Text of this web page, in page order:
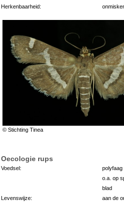
Herkenbaarheid:
© Stichting Tinea
Oecologie rups
Voedsel:
polyfaag
o.a. op
blad
Levenswijze:
aan de